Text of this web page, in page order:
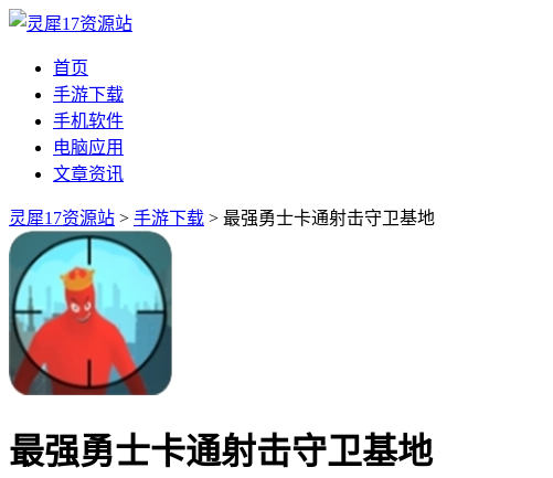
首页
手游下载
手机软件
电脑应用
文章资讯
灵犀17资源站 > 手游下载 > 最强勇士卡通射击守卫基地
最强勇士卡通射击守卫基地